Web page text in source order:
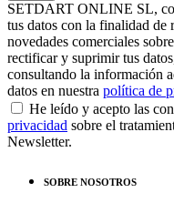
SETDART ONLINE SL,
tus datos con la finalidad de
novedades comerciales
rectificar y suprimir tus
consultando la información
datos en nuestra política de
He leído y acepto las
privacidad sobre el
Newsletter.
SOBRE NOSOTROS